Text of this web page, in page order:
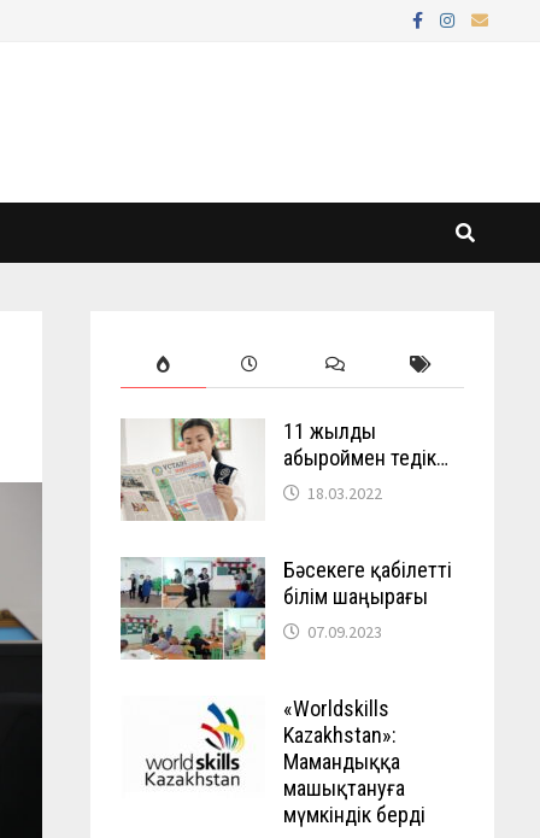
11 жылды
абыроймен өтедік…
18.03.2022
Бәсекеге қабілетті
білім шаңырағы
07.09.2023
«Worldskills
Kazakhstan»:
Мамандыққа
машықтануға
мүмкіндік берді